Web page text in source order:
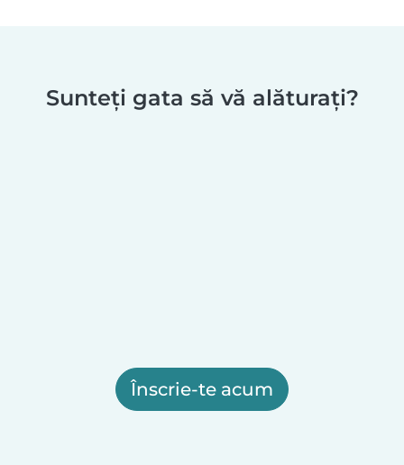
Sunteți gata să vă alăturați?
Înscrie-te acum